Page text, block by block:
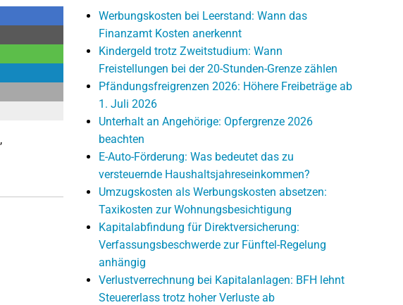
,
Werbungskosten bei Leerstand: Wann das
Finanzamt Kosten anerkennt
Kindergeld trotz Zweitstudium: Wann
Freistellungen bei der 20-Stunden-Grenze zählen
Pfändungsfreigrenzen 2026: Höhere Freibeträge ab
1. Juli 2026
Unterhalt an Angehörige: Opfergrenze 2026
beachten
E-Auto-Förderung: Was bedeutet das zu
versteuernde Haushaltsjahreseinkommen?
Umzugskosten als Werbungskosten absetzen:
Taxikosten zur Wohnungsbesichtigung
Kapitalabfindung für Direktversicherung:
Verfassungsbeschwerde zur Fünftel-Regelung
anhängig
Verlustverrechnung bei Kapitalanlagen: BFH lehnt
Steuererlass trotz hoher Verluste ab